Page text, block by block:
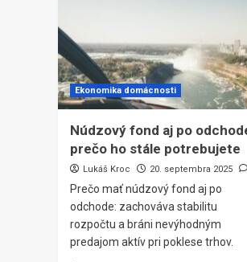
Ekonomika domácnosti
Núdzový fond aj po
prečo ho stále potrebujete
Lukáš Kroc 20. septembra 2025
Prečo mať núdzový fond aj po
odchode: zachováva stabilitu
rozpočtu a bráni nevýhodným
predajom aktív pri poklese trhov.